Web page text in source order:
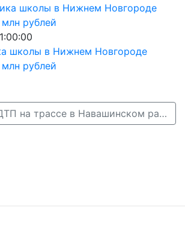
школы в Нижнем Новгороде
рублей
Полицейский автомобиль попал в ДТП на трассе в Навашинском районе →